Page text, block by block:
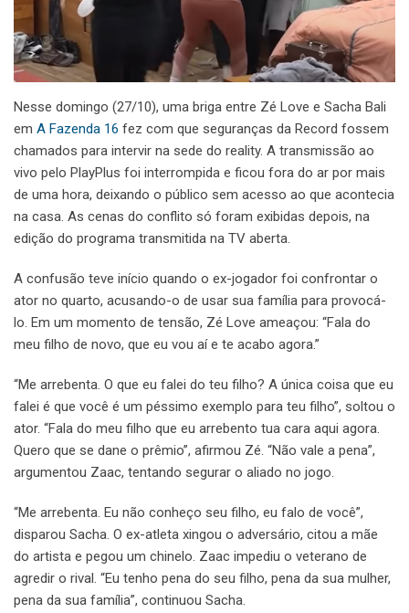
Nesse domingo (27/10), uma briga entre Zé Love e Sacha Bali
em A Fazenda 16 fez com que seguranças da Record fossem
chamados para intervir na sede do reality. A transmissão ao
vivo pelo PlayPlus foi interrompida e ficou fora do ar por mais
de uma hora, deixando o público sem acesso ao que acontecia
na casa. As cenas do conflito só foram exibidas depois, na
edição do programa transmitida na TV aberta.
A confusão teve início quando o ex-jogador foi confrontar o
ator no quarto, acusando-o de usar sua família para provocá-
lo. Em um momento de tensão, Zé Love ameaçou: “Fala do
meu filho de novo, que eu vou aí e te acabo agora.”
“Me arrebenta. O que eu falei do teu filho? A única coisa que eu
falei é que você é um péssimo exemplo para teu filho”, soltou o
ator. “Fala do meu filho que eu arrebento tua cara aqui agora.
Quero que se dane o prêmio”, afirmou Zé. “Não vale a pena”,
argumentou Zaac, tentando segurar o aliado no jogo.
“Me arrebenta. Eu não conheço seu filho, eu falo de você”,
disparou Sacha. O ex-atleta xingou o adversário, citou a mãe
do artista e pegou um chinelo. Zaac impediu o veterano de
agredir o rival. “Eu tenho pena do seu filho, pena da sua mulher,
pena da sua família”, continuou Sacha.